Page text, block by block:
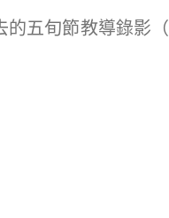
的五旬節教導錄影（